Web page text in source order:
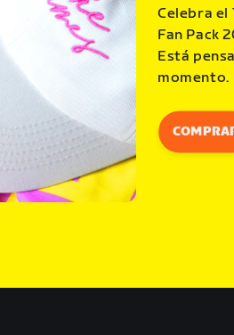
Celebra el
Fan Pack
Está
momento.